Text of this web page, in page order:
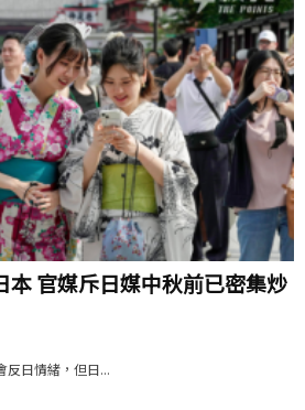
本 官媒斥日媒中秋前已密集炒
反日情緒，但日...